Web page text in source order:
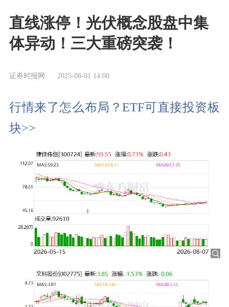
直线涨停！光伏概念股盘中集
体异动！三大重磅突袭！
证券时报网 2025-08-01 14:00
行情来了怎么布局？ETF可直接投资板
块>>